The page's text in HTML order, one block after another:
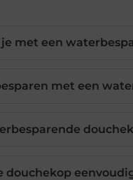
met een
met een
douchekop